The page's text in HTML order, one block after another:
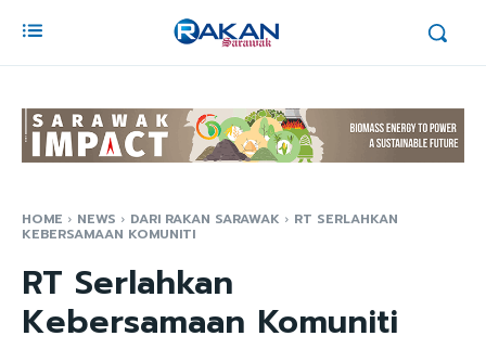
HOME NEWS DARI RAKAN SARAWAK RT SERLAHKAN
KEBERSAMAAN KOMUNITI
RT Serlahkan
Kebersamaan Komuniti